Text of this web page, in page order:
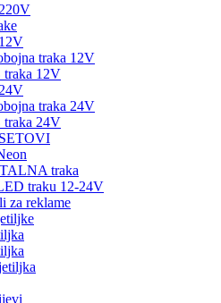
traka 12V
traka 12V
traka 24V
traka 24V
traka
traku 12-24V
za reklame